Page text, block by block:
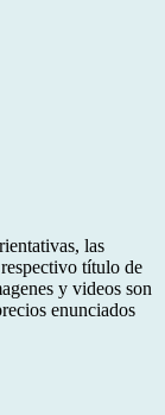
las
título de
y videos son
enunciados